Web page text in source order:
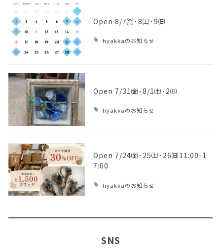
Open 8/7㈮･8㈯･9㈰
hyakkaのお知らせ
Open 7/31㈮･8/1㈯･2㈰
hyakkaのお知らせ
Open 7/24㈮･25㈯･26㈰11:00-1
7:00
hyakkaのお知らせ
SNS